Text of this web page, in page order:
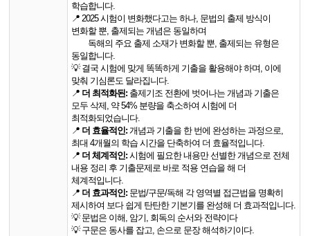
학습합니다.
📍 ​​​2025 시험이 변화했다고는 하나, 문법의 출제 방식이
변화할 뿐, 출제되는 개념은 동일하며
​ ​​독해의 주요 출제 소재가 변화할 뿐, 출제되는 유형은
동일합니다.
💡 ​​결국 시험에 맞게 똑똑하게 기출을 활용해야 하며, 이에
맞춰 기심론도 달라집니다.
📍​ 더 최적화된: 출제기조 전환에 벗어나는 개념과 기출은
모두 삭제, 약 54% 분량을 축소하여 시험에 더
최적화되었습니다.
📍 더 효율적인:개념과 기출을 한 번에 완성하는 과정으로,
최대 4개월의 학습 시간을 단축하여 더 효율적입니다.
📍 ​ 더 체계적인: 시험에 필요한 내용만 선별한 개념으로 전체
내용 정리 후 기출문제로 바로 적용 연습을 해 더
체계적입니다.​
📍 더 효과적인: 문법/구문/독해 각 영역별 접근법을 명확히
제시하여 보다 쉽게 탄탄한 기본기를 완성해 더 효과적입니다.​
💡​ 문법은 이해, 암기, 회독의 순서와 전략이다
💡 구문은 동사를 잡고, 손으로 문장 해석하기이다.